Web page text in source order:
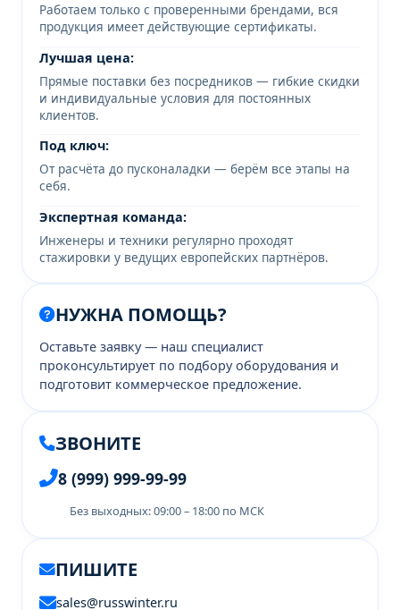
Работаем только с проверенными брендами, вся
продукция имеет действующие сертификаты.
Лучшая цена:
Прямые поставки без посредников — гибкие скидки
и индивидуальные условия для постоянных
клиентов.
Под ключ:
От расчёта до пусконаладки — берём все этапы на
себя.
Экспертная команда:
Инженеры и техники регулярно проходят
стажировки у ведущих европейских партнёров.
НУЖНА ПОМОЩЬ?
Оставьте заявку — наш специалист
проконсультирует по подбору оборудования и
подготовит коммерческое предложение.
ЗВОНИТЕ
8 (999) 999-99-99
Без выходных: 09:00 – 18:00 по МСК
ПИШИТЕ
sales@russwinter.ru